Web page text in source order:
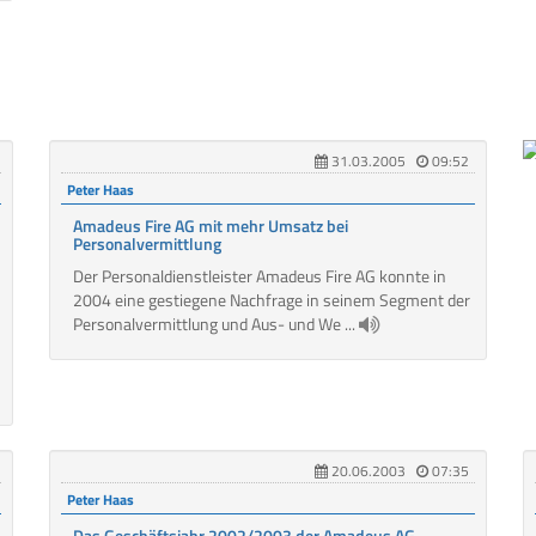
31.03.2005
09:52
Peter Haas
Amadeus Fire AG mit mehr Umsatz bei
Personalvermittlung
Der Personaldienstleister Amadeus Fire AG konnte in
2004 eine gestiegene Nachfrage in seinem Segment der
Personalvermittlung und Aus- und We ...
20.06.2003
07:35
Peter Haas